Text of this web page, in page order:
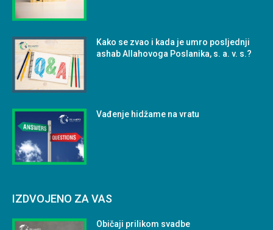
Kako se zvao i kada je umro posljednji
ashab Allahovoga Poslanika, s. a. v. s.?
Vađenje hidžame na vratu
IZDVOJENO ZA VAS
Običaji prilikom svadbe